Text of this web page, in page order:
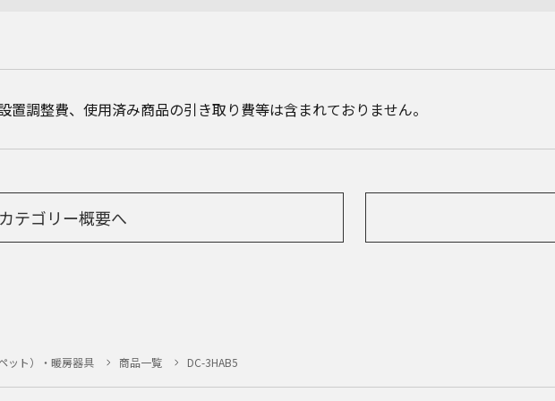
置調整費、使用済み商品の引き取り費等は含まれておりません。
カテゴリー概要へ
ット）・暖房器具 商品一覧 DC-3HAB5